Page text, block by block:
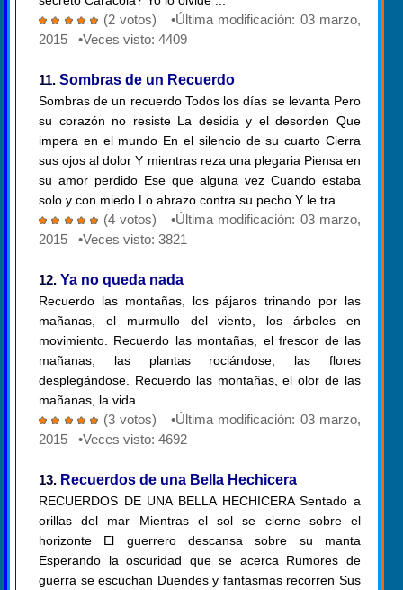
(2 votos) •Última modificación: 03 marzo,
2015 •Veces visto: 4409
11. Sombras de un Recuerdo
Sombras de un recuerdo Todos los días se levanta Pero
su corazón no resiste La desidia y el desorden Que
impera en el mundo En el silencio de su cuarto Cierra
sus ojos al dolor Y mientras reza una plegaria Piensa en
su amor perdido Ese que alguna vez Cuando estaba
solo y con miedo Lo abrazo contra su pecho Y le tra...
(4 votos) •Última modificación: 03 marzo,
2015 •Veces visto: 3821
12. Ya no queda nada
Recuerdo las montañas, los pájaros trinando por las
mañanas, el murmullo del viento, los árboles en
movimiento. Recuerdo las montañas, el frescor de las
mañanas, las plantas rociándose, las flores
desplegándose. Recuerdo las montañas, el olor de las
mañanas, la vida...
(3 votos) •Última modificación: 03 marzo,
2015 •Veces visto: 4692
13. Recuerdos de una Bella Hechicera
RECUERDOS DE UNA BELLA HECHICERA Sentado a
orillas del mar Mientras el sol se cierne sobre el
horizonte El guerrero descansa sobre su manta
Esperando la oscuridad que se acerca Rumores de
guerra se escuchan Duendes y fantasmas recorren Sus